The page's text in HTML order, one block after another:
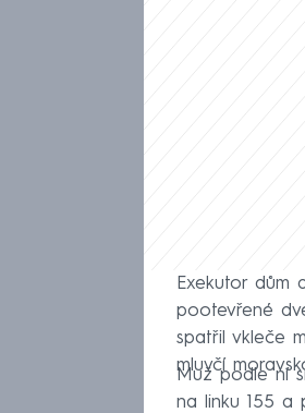
Exekutor dům
pootevřené
spatřil vkleče
mluvčí
Muž podle ní
na linku 155 a